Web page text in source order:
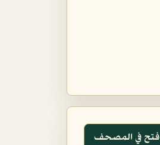
فتح في المصحف